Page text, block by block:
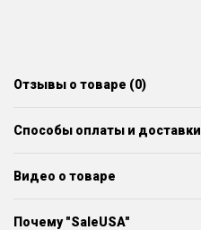
Отзывы о товаре (0)
Способы оплаты и доставки
Видео о товаре
Почему "SaleUSA"